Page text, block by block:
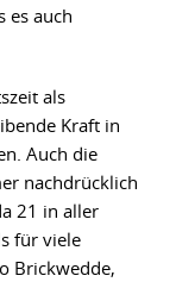
es auch
als
Kraft in
Auch die
nachdrücklich
21 in aller
für viele
Brickwedde,